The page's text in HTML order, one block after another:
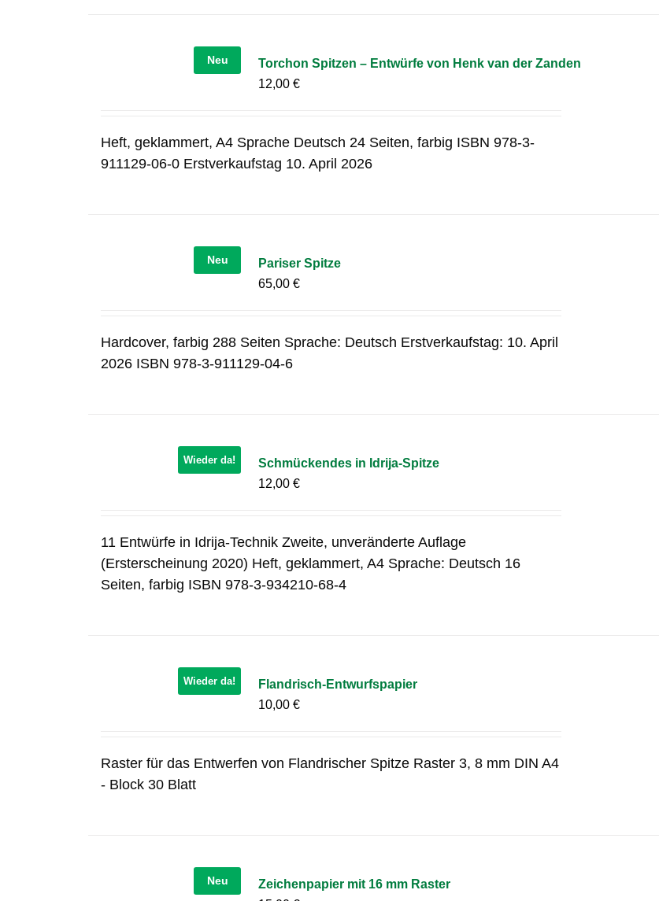
Neu
Torchon Spitzen – Entwürfe von Henk van der Zanden
12,00€
Heft, geklammert, A4 Sprache Deutsch 24 Seiten, farbig ISBN 978-3-
911129-06-0 Erstverkaufstag 10. April 2026
Neu
Pariser Spitze
65,00€
Hardcover, farbig 288 Seiten Sprache: Deutsch Erstverkaufstag: 10. April
2026 ISBN 978-3-911129-04-6
Wieder da!
Schmückendes in Idrija-Spitze
12,00€
11 Entwürfe in Idrija-Technik Zweite, unveränderte Auflage
(Ersterscheinung 2020) Heft, geklammert, A4 Sprache: Deutsch 16
Seiten, farbig ISBN 978-3-934210-68-4
Wieder da!
Flandrisch-Entwurfspapier
10,00€
Raster für das Entwerfen von Flandrischer Spitze Raster 3, 8 mm DIN A4
- Block 30 Blatt
Neu
Zeichenpapier mit 16 mm Raster